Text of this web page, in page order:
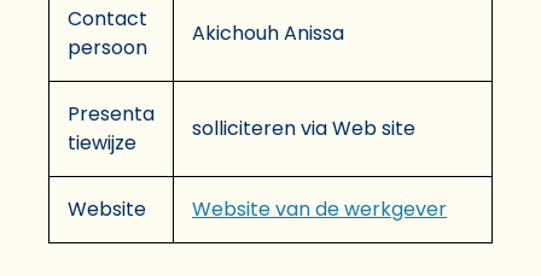
Contact
persoon
Akichouh Anissa
Presenta
tiewijze
solliciteren via Web site
Website Website van de werkgever